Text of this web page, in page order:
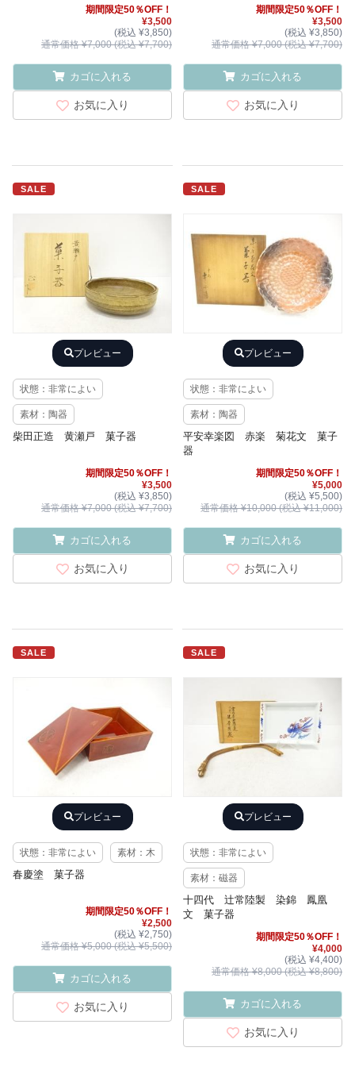
期間限定50％OFF！
¥3,500
(税込 ¥3,850)
通常価格 ¥7,000 (税込 ¥7,700)
カゴに入れる
お気に入り
期間限定50％OFF！
¥3,500
(税込 ¥3,850)
通常価格 ¥7,000 (税込 ¥7,700)
カゴに入れる
お気に入り
SALE
プレビュー
状態：非常によい
素材：陶器
柴田正造 黄瀬戸 菓子器
期間限定50％OFF！
¥3,500
(税込 ¥3,850)
通常価格 ¥7,000 (税込 ¥7,700)
カゴに入れる
お気に入り
SALE
プレビュー
状態：非常によい
素材：陶器
平安幸楽図 赤楽 菊花文 菓子
器
期間限定50％OFF！
¥5,000
(税込 ¥5,500)
通常価格 ¥10,000 (税込 ¥11,000)
カゴに入れる
お気に入り
SALE
プレビュー
状態：非常によい 素材：木
春慶塗 菓子器
期間限定50％OFF！
¥2,500
(税込 ¥2,750)
通常価格 ¥5,000 (税込 ¥5,500)
カゴに入れる
お気に入り
SALE
プレビュー
状態：非常によい
素材：磁器
十四代 辻常陸製 染錦 鳳凰
文 菓子器
期間限定50％OFF！
¥4,000
(税込 ¥4,400)
通常価格 ¥8,000 (税込 ¥8,800)
カゴに入れる
お気に入り